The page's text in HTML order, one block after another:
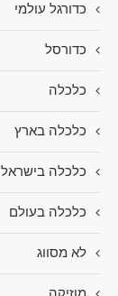
כדורגל עולמי
כדורסל
כלכלה
כלכלה בארץ
כלכלה בישראל
כלכלה בעולם
לא מסווג